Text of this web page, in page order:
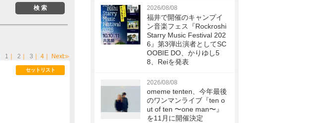
1 ｜ 2 ｜ 3 ｜ 4 ｜ Next≫
セットリスト
2026/08/08
福井で開催のキャンプイ
ン音楽フェス『Rockroshi
Starry Music Festival 202
6』第3弾出演者としてSC
OOBIE DO、かりゆし5
8、Reiを発表
2026/08/08
omeme tenten、今年最後
のワンマンライブ『ten o
ut of ten 〜one man〜』
を11月に開催決定